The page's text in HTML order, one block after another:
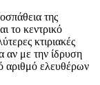
της
το κεντρικό
κτιριακές
αν με την ίδρυση
αριθμό ελευθέρων